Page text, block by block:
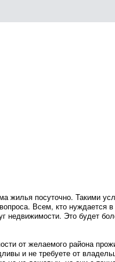
жилья посуточно. Такими
Всем, кто
недвижимости. Это будет
от желаемого района
и не требуете от